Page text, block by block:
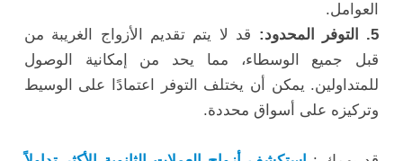
العوامل.
5. التوفر المحدود:
قد لا يتم تقديم الأزواج الغريبة من
قبل جميع الوسطاء، مما يحد من إمكانية الوصول
للمتداولين. يمكن أن يختلف التوفر اعتمادًا على الوسيط
وتركيزه على أسواق محددة.